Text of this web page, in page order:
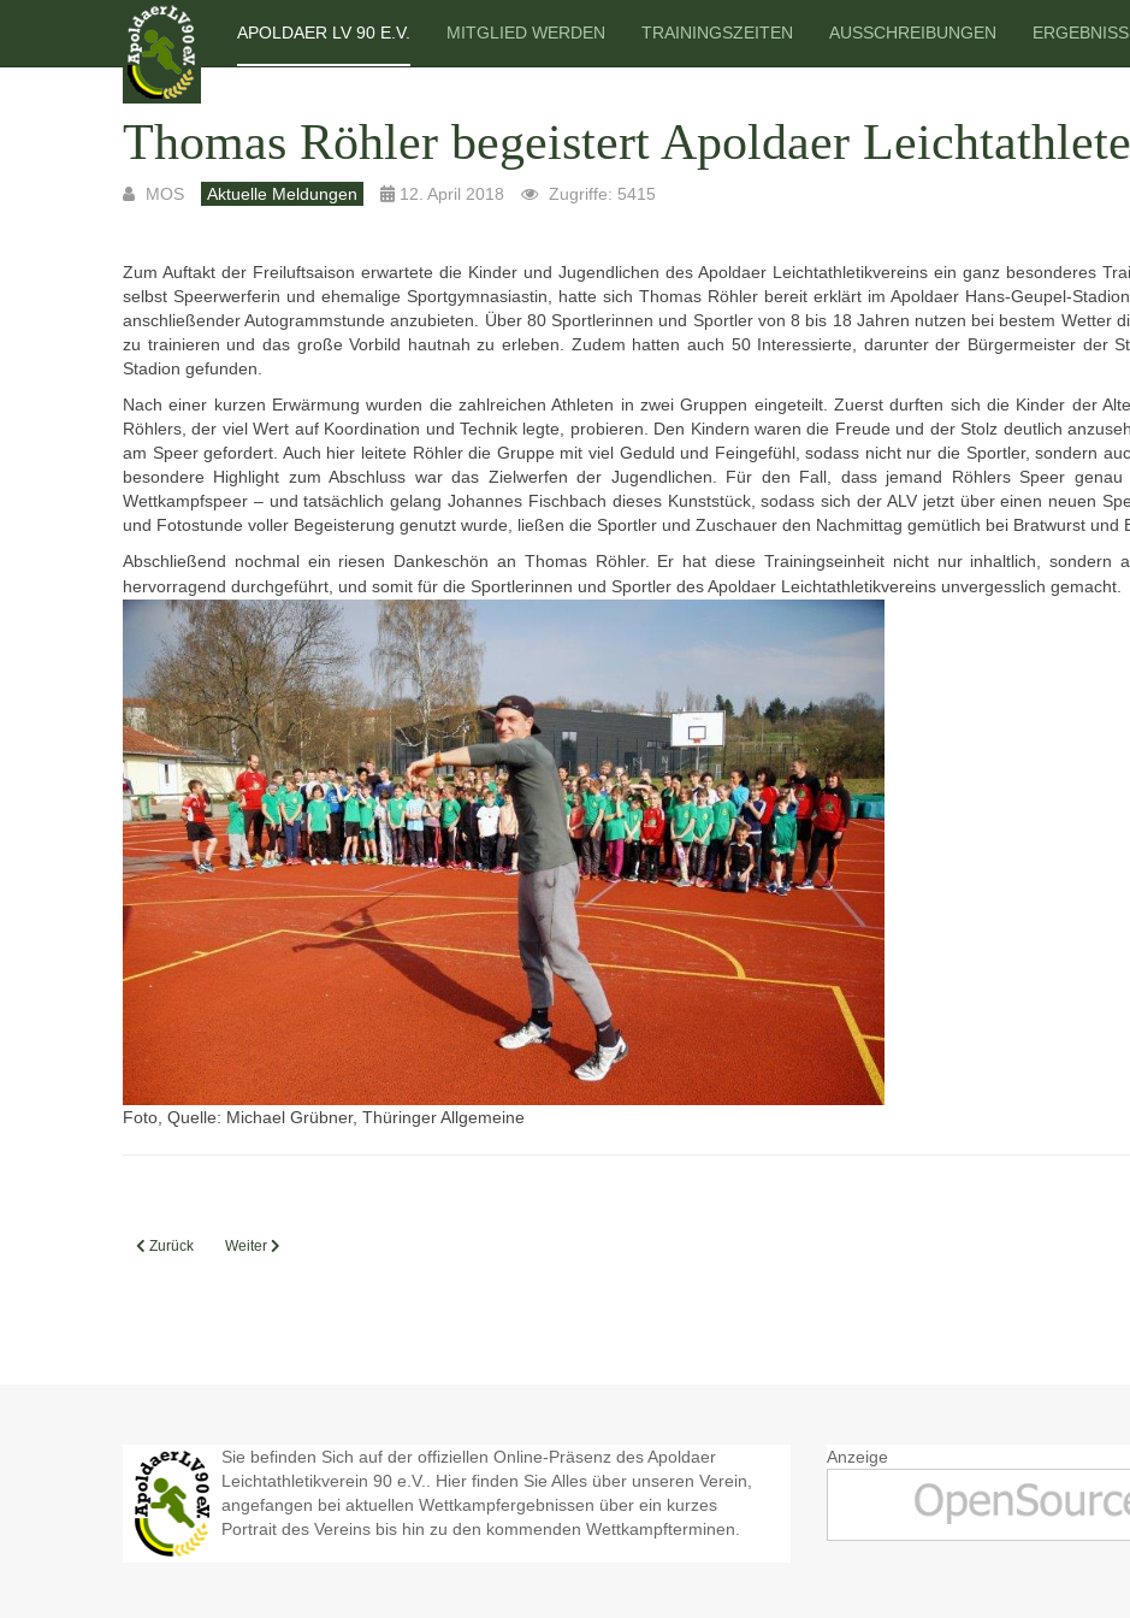
APOLDAER LV 90 E.V. MITGLIED WERDEN TRAININGSZEITEN AUSSCHREIBUNGEN
Thomas Röhler begeistert Apoldaer
MOS Aktuelle Meldungen 12. April 2018 Zugriffe: 5415
Zum Auftakt der Freiluftsaison erwartete die Kinder und Jugendlichen des Apoldaer Leichtathletikvereins ein ganz besonderes
selbst Speerwerferin und ehemalige Sportgymnasiastin, hatte sich Thomas Röhler bereit erklärt im Apoldaer Hans-Geupel-
anschließender Autogrammstunde anzubieten. Über 80 Sportlerinnen und Sportler von 8 bis 18 Jahren nutzen bei bestem Wetter
zu trainieren und das große Vorbild hautnah zu erleben. Zudem hatten auch 50 Interessierte, darunter der Bürgermeister der
Stadion gefunden.
Nach einer kurzen Erwärmung wurden die zahlreichen Athleten in zwei Gruppen eingeteilt. Zuerst durften sich die Kinder der
Röhlers, der viel Wert auf Koordination und Technik legte, probieren. Den Kindern waren die Freude und der Stolz deutlich
am Speer gefordert. Auch hier leitete Röhler die Gruppe mit viel Geduld und Feingefühl, sodass nicht nur die Sportler, sondern
besondere Highlight zum Abschluss war das Zielwerfen der Jugendlichen. Für den Fall, dass jemand Röhlers Speer
Wettkampfspeer – und tatsächlich gelang Johannes Fischbach dieses Kunststück, sodass sich der ALV jetzt über einen neuen
und Fotostunde voller Begeisterung genutzt wurde, ließen die Sportler und Zuschauer den Nachmittag gemütlich bei Bratwurst und
Abschließend nochmal ein riesen Dankeschön an Thomas Röhler. Er hat diese Trainingseinheit nicht nur inhaltlich, sondern
hervorragend durchgeführt, und somit für die Sportlerinnen und Sportler des Apoldaer Leichtathletikvereins unvergesslich gemacht.
Foto, Quelle: Michael Grübner, Thüringer Allgemeine
Vorheriger Beitrag: Fulminanter Auftakt in die Freiluftsaison
Zurück Nächster Beitrag: Kurztrainingslager in Apolda
Weiter
Sie befinden Sich auf der offiziellen Online-Präsenz des Apoldaer
Leichtathletikverein 90 e.V.. Hier finden Sie Alles über unseren Verein,
angefangen bei aktuellen Wettkampfergebnissen über ein kurzes
Portrait des Vereins bis hin zu den kommenden Wettkampfterminen.
Anzeige